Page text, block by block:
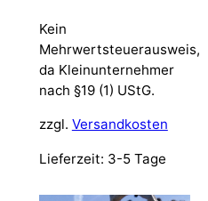
Kein
Mehrwertsteuerausweis,
da Kleinunternehmer
nach §19 (1) UStG.
zzgl. Versandkosten
Lieferzeit: 3-5 Tage